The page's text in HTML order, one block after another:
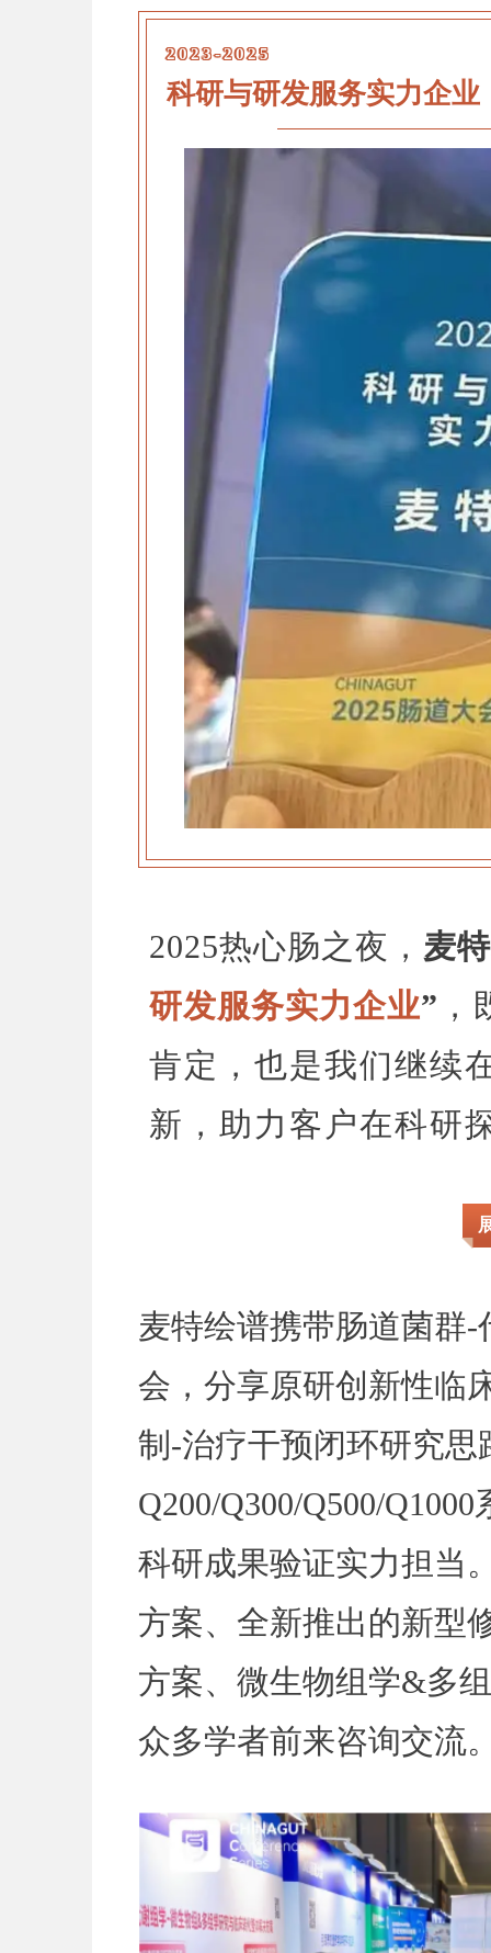
2023-2025
科研与研发服务实力企业
2025热心肠之夜， 麦
研发服务实力企业”
肯定，也是我们继续
新，助力客户在科研
麦特绘谱携带肠道菌群
会，分享原研创新性临
制-治疗干预闭环研究
Q200/Q300/Q500/
科研成果验证实力担当
方案、全新推出的新型
方案、微生物组学&多
众多学者前来咨询交流